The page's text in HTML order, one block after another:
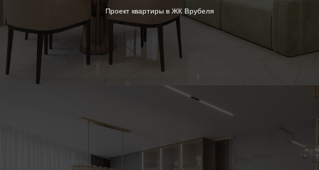
Проект квартиры в ЖК Врубеля